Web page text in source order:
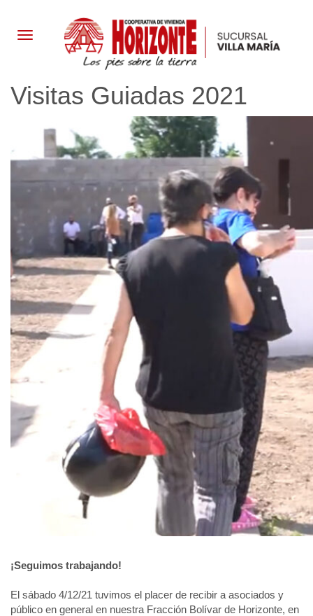
LA
INSTITUCIÓN
TIPOLOGÍAS
GALERÍA
CONTACTO
Visitas Guiadas 2021
¡Seguimos trabajando!
El sábado 4/12/21 tuvimos el placer de recibir a asociados y
público en general en nuestra Fracción Bolívar de Horizonte, en